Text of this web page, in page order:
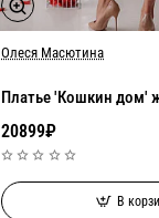
Олеся Масютина
Платье 'Кошкин дом'
20899₽
В